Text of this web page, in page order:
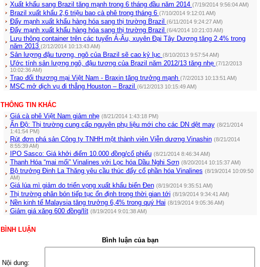
Xuất khẩu sang Brazil tăng mạnh trong 6 tháng đầu năm 2014 (7/19/2014 9:56:04 AM)
Brazil xuất khẩu 2,6 triệu bao cà phê trong tháng 6 (7/10/2014 9:12:01 AM)
Đẩy mạnh xuất khẩu hàng hóa sang thị trường Brazil (6/11/2014 9:24:27 AM)
Đẩy mạnh xuất khẩu hàng hóa sang thị trường Brazil (6/4/2014 10:21:03 AM)
Lưu thông container trên các tuyến Á-Âu, xuyên Đại Tây Dương tăng 2.4% trong
năm 2013 (2/12/2014 10:13:43 AM)
Sản lượng đậu tương, ngô của Brazil sẽ cao kỷ lục (8/10/2013 9:57:54 AM)
Ước tính sản lượng ngô, đậu tương của Brazil năm 2012/13 tăng nhẹ (7/12/2013
10:02:36 AM)
Trao đổi thương mại Việt Nam - Braxin tăng trưởng mạnh (7/2/2013 10:13:51 AM)
MSC mở dịch vụ đi thẳng Houston – Brazil (6/12/2013 10:15:49 AM)
THÔNG TIN KHÁC
Giá cà phê Việt Nam giảm nhẹ (8/21/2014 1:43:18 PM)
Ấn Độ: Thị trường cung cấp nguyên phụ liệu mới cho các DN dệt may (8/21/2014
1:41:54 PM)
Rút đơn phá sản Công ty TNHH một thành viên Viễn dương Vinashin (8/21/2014
8:55:39 AM)
IPO Sasco: Giá khởi điểm 10.000 đồng/cổ phiếu (8/21/2014 8:46:34 AM)
Thanh Hóa “mai mối” Vinalines với Lọc hóa Dầu Nghi Sơn (8/20/2014 10:15:37 AM)
Bộ trưởng Đinh La Thăng yêu cầu thúc đẩy cổ phần hóa Vinalines (8/19/2014 10:09:50
AM)
Giá lúa mì giảm do triển vọng xuất khẩu biển Đen (8/19/2014 9:35:51 AM)
Thị trường phân bón tiếp tục ổn định trong thời gian tới (8/19/2014 9:34:41 AM)
Nền kinh tế Malaysia tăng trưởng 6,4% trong quý Hai (8/19/2014 9:05:36 AM)
Giảm giá xăng 600 đồng/lít (8/19/2014 9:01:38 AM)
BÌNH LUẬN
Bình luận của bạn
Nội dung: